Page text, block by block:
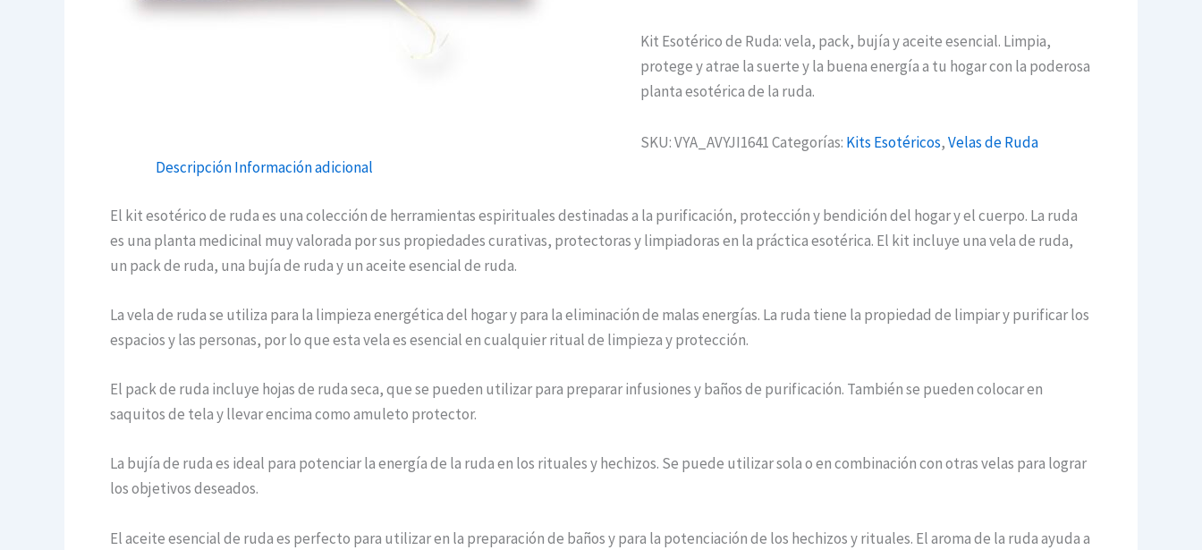
Kit Esotérico de Ruda: vela, pack, bujía y aceite esencial. Limpia,
protege y atrae la suerte y la buena energía a tu hogar con la poderosa
planta esotérica de la ruda.
SKU:VYA_AVYJI1641Categorías: Kits Esotéricos,Velas de Ruda
DescripciónInformación adicional
El kit esotérico de ruda es una colección de herramientas espirituales destinadas a la purificación, protección y bendición del hogar y el cuerpo. La ruda
es una planta medicinal muy valorada por sus propiedades curativas, protectoras y limpiadoras en la práctica esotérica. El kit incluye una vela de ruda,
un pack de ruda, una bujía de ruda y un aceite esencial de ruda.
La vela de ruda se utiliza para la limpieza energética del hogar y para la eliminación de malas energías. La ruda tiene la propiedad de limpiar y purificar los
espacios y las personas, por lo que esta vela es esencial en cualquier ritual de limpieza y protección.
El pack de ruda incluye hojas de ruda seca, que se pueden utilizar para preparar infusiones y baños de purificación. También se pueden colocar en
saquitos de tela y llevar encima como amuleto protector.
La bujía de ruda es ideal para potenciar la energía de la ruda en los rituales y hechizos. Se puede utilizar sola o en combinación con otras velas para lograr
los objetivos deseados.
El aceite esencial de ruda es perfecto para utilizar en la preparación de baños y para la potenciación de los hechizos y rituales. El aroma de la ruda ayuda a